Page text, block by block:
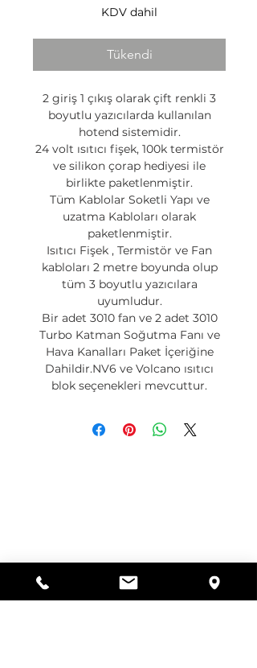
KDV dahil
Tükendi
2 giriş 1 çıkış olarak çift renkli 3
boyutlu yazıcılarda kullanılan
hotend sistemidir.
24 volt ısıtıcı fişek, 100k termistör
ve silikon çorap hediyesi ile
birlikte paketlenmiştir.
Tüm Kablolar Soketli Yapı ve
uzatma Kabloları olarak
paketlenmiştir.
Isıtıcı Fişek , Termistör ve Fan
kabloları 2 metre boyunda olup
tüm 3 boyutlu yazıcılara
uyumludur.
Bir adet 3010 fan ve 2 adet 3010
Turbo Katman Soğutma Fanı ve
Hava Kanalları Paket İçeriğine
Dahildir.NV6 ve Volcano ısıtıcı
blok seçenekleri mevcuttur.